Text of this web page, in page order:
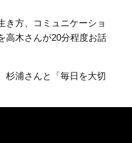
き方、コミュニケーショ
高木さんが20分程度お話
杉浦さんと「毎日を大切